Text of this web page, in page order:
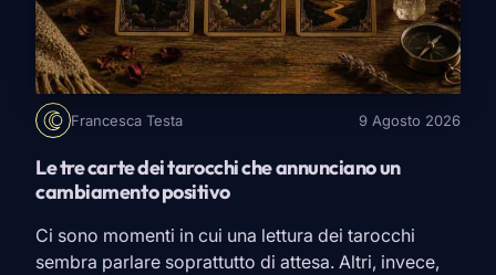
Francesca Testa 9 Agosto 2026
Le tre carte dei tarocchi che annunciano un
cambiamento positivo
Ci sono momenti in cui una lettura dei tarocchi
sembra parlare soprattutto di attesa. Altri, invece,